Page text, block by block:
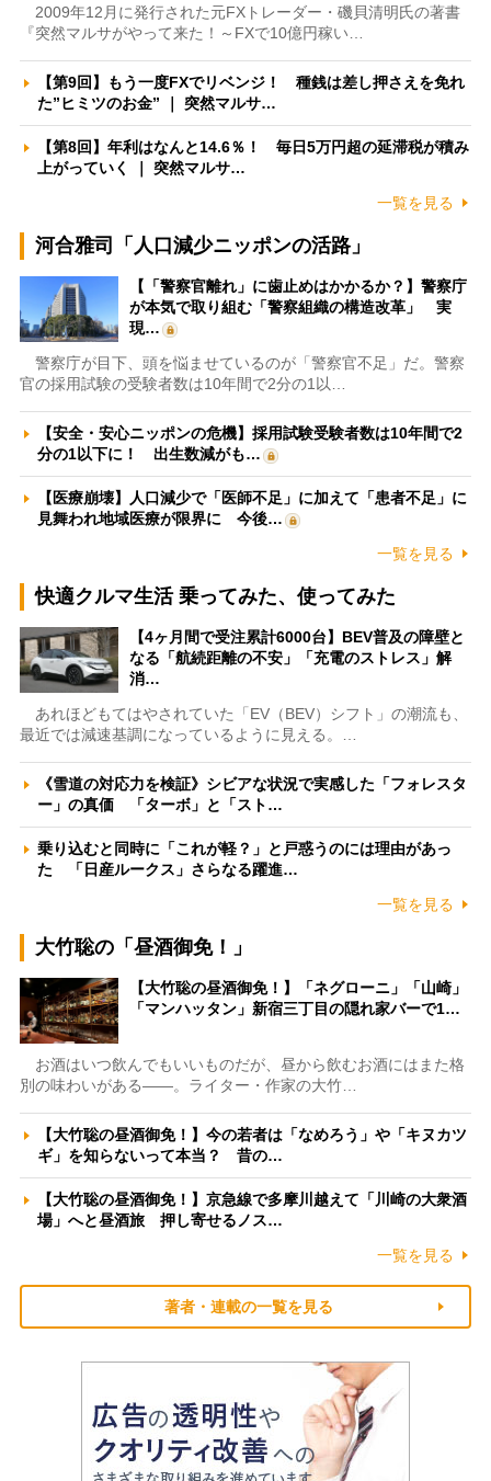
2009年12月に発行された元FXトレーダー・磯貝清明氏の著書
『突然マルサがやって来た！～FXで10億円稼い…
【第9回】もう一度FXでリベンジ！ 種銭は差し押さえを免れ
た”ヒミツのお金” ｜ 突然マルサ…
【第8回】年利はなんと14.6％！ 毎日5万円超の延滞税が積み
上がっていく ｜ 突然マルサ…
一覧を見る
河合雅司「人口減少ニッポンの活路」
【「警察官離れ」に歯止めはかかるか？】警察庁
が本気で取り組む「警察組織の構造改革」 実
現…
警察庁が目下、頭を悩ませているのが「警察官不足」だ。警察
官の採用試験の受験者数は10年間で2分の1以…
【安全・安心ニッポンの危機】採用試験受験者数は10年間で2
分の1以下に！ 出生数減がも…
【医療崩壊】人口減少で「医師不足」に加えて「患者不足」に
見舞われ地域医療が限界に 今後…
一覧を見る
快適クルマ生活 乗ってみた、使ってみた
【4ヶ月間で受注累計6000台】BEV普及の障壁と
なる「航続距離の不安」「充電のストレス」解
消…
あれほどもてはやされていた「EV（BEV）シフト」の潮流も、
最近では減速基調になっているように見える。…
《雪道の対応力を検証》シビアな状況で実感した「フォレスタ
ー」の真価 「ターボ」と「スト…
乗り込むと同時に「これが軽？」と戸惑うのには理由があっ
た 「日産ルークス」さらなる躍進…
一覧を見る
大竹聡の「昼酒御免！」
【大竹聡の昼酒御免！】「ネグローニ」「山崎」
「マンハッタン」新宿三丁目の隠れ家バーで1…
お酒はいつ飲んでもいいものだが、昼から飲むお酒にはまた格
別の味わいがある――。ライター・作家の大竹…
【大竹聡の昼酒御免！】今の若者は「なめろう」や「キヌカツ
ギ」を知らないって本当？ 昔の…
【大竹聡の昼酒御免！】京急線で多摩川越えて「川崎の大衆酒
場」へと昼酒旅 押し寄せるノス…
一覧を見る
著者・連載の一覧を見る